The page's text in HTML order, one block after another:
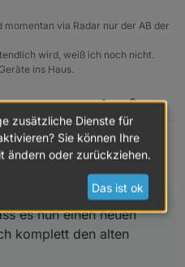
via Radar nur der AB der
wird, weiß ich noch nicht.
ins Haus.
0
am8. Dez. 2018, 13:29
editiert von
es nun einen neuen
komplett den alten
zusätzliche Dienste für
Sie können Ihre
ändern oder zurückziehen.
Das ist ok